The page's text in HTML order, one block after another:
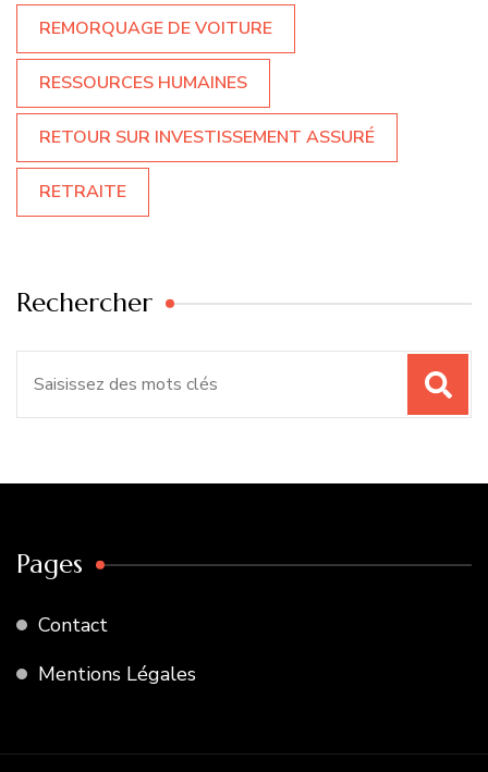
REMORQUAGE DE VOITURE
RESSOURCES HUMAINES
RETOUR SUR INVESTISSEMENT ASSURÉ
RETRAITE
Rechercher
Pages
Contact
Mentions Légales